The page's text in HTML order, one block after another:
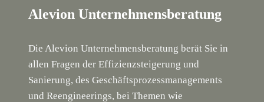
Alevion Unternehmensberatung
Die Alevion Unternehmensberatung berät Sie in
allen Fragen der Effizienzsteigerung und
Sanierung, des Geschäftsprozessmanagements
und Reengineerings, bei Themen wie